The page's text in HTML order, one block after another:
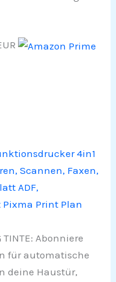
4in1
Scannen, Faxen,
ADF,
Print Plan
TINTE: Abonniere
für automatische
deine Haustür,